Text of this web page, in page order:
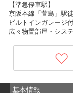
【準急停車駅】
京阪本線「萱島」駅
ビルトインガレージ
広々物置部屋・シス
基本情報